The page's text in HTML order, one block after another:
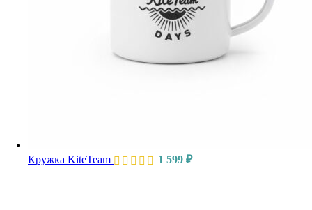
Кружка KiteTeam 1 599 ₽